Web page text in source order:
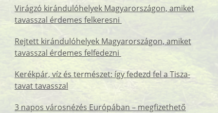
Virágzó kirándulóhelyek Magyarországon, amiket
tavasszal érdemes felkeresni
Rejtett kirándulóhelyek Magyarországon, amiket
tavasszal érdemes felfedezni
Kerékpár, víz és természet: így fedezd fel a Tisza-
tavat tavasszal
3 napos városnézés Európában – megfizethető